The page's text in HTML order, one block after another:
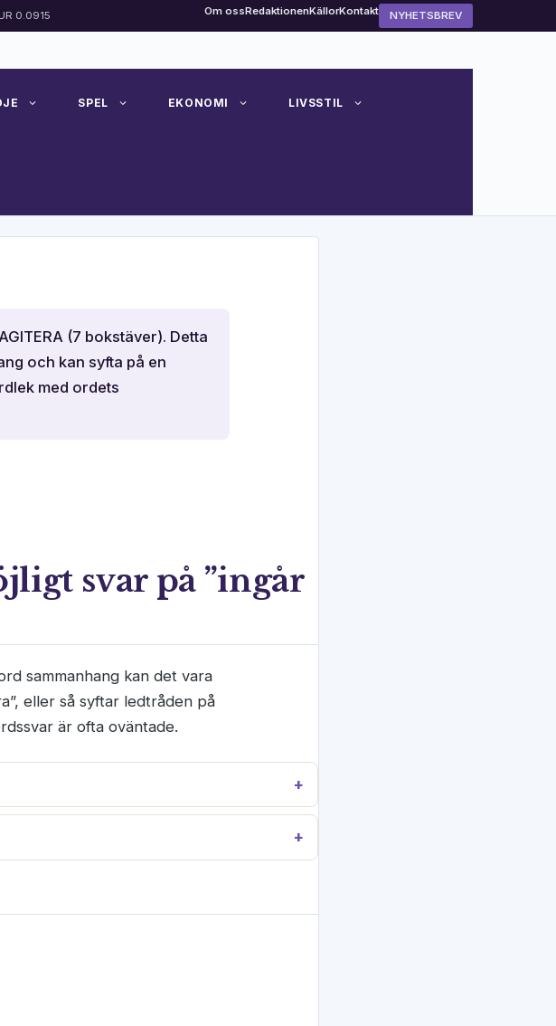
0.0915 Om ossRedaktionenKällorKontakt NYHETSBREV
SPEL EKONOMI LIVSSTIL
(7 bokstäver). Detta
och kan syfta på en
med ordets
svar på ”ingår
sammanhang kan det vara
eller så syftar ledtråden på
är ofta oväntade.